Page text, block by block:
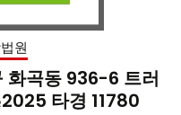
원
화곡동 936-6 트러
타경 11780